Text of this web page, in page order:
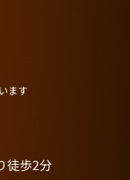
ます
徒歩2分